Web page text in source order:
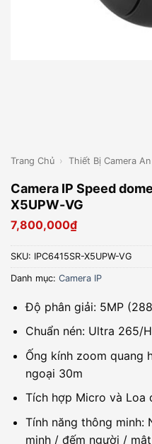
Trang Chủ › Thiết Bị Camera
Camera IP Speed
X5UPW-VG
7,800,000₫
SKU: IPC6415SR-X5UPW-VG
Danh mục: Camera IP
Độ phân giải: 5MP
Chuẩn nén: Ultra 265/
Ống kính zoom quang
ngoại 30m
Tích hợp Micro và Loa
Tính năng thông minh:
minh / đếm người /